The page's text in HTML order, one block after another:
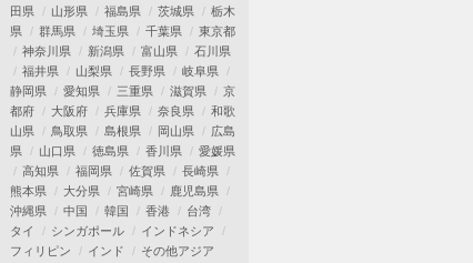
田県
山形県 福島県 茨城県
栃木
県
群馬県 埼玉県 千葉県
東京都
神奈川県
新潟県 富山県
石川県
福井県
山梨県 長野県
岐阜県
静岡県
愛知県 三重県 滋賀県
京
都府
大阪府 兵庫県 奈良県
和歌
山県
鳥取県 島根県 岡山県
広島
県
山口県 徳島県 香川県
愛媛県
高知県
福岡県 佐賀県
長崎県
熊本県
大分県 宮崎県
鹿児島県
沖縄県
中国 韓国 香港
台湾
タイ
シンガポール
インドネシア
フィリピン
インド
その他アジア